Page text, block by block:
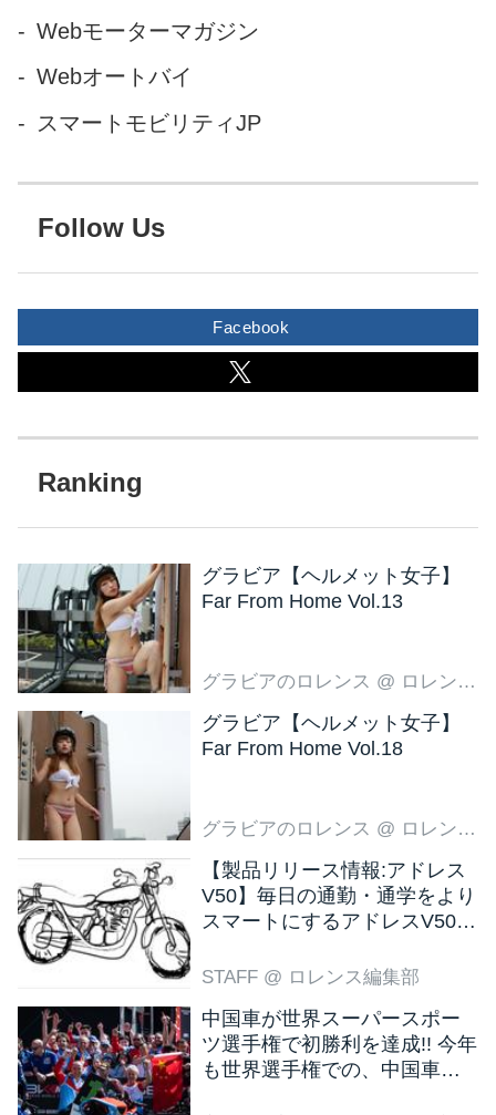
Webモーターマガジン
Webオートバイ
スマートモビリティJP
Follow Us
Facebook
グラビア【ヘルメット女子】
Far From Home Vol.13
グラビアのロレンス @ ロレンス編集部
グラビア【ヘルメット女子】
Far From Home Vol.18
グラビアのロレンス @ ロレンス編集部
【製品リリース情報:アドレス
V50】毎日の通勤・通学をより
スマートにするアドレスV50
STAFF @ ロレンス編集部
中国車が世界スーパースポー
ツ選手権で初勝利を達成!! 今年
も世界選手権での、中国車の